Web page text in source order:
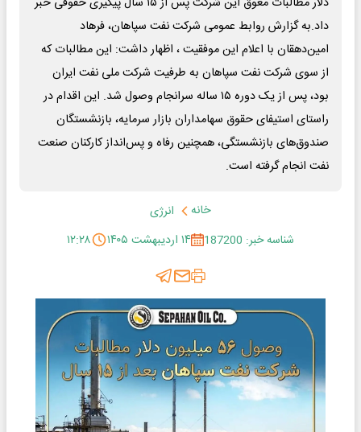
داد.به گزارش روابط عمومی شرکت نفت سپاهان، فرهاد
امین‌دهقان با اعلام این موفقیت ، اظهار داشت: این مطالبات که
از سوی شرکت نفت سپاهان به طرفیت شرکت ملی نفت ایران
بود، پس از یک دوره ۱۵ ساله سرانجام وصول شد. این اقدام در
راستای استیفای حقوق سهامداران بازار سرمایه، بازنشستگان
صندوق‌های بازنشستگی، همچنین رفاه و پس‌انداز کارکنان صنعت
نفت انجام گرفته است.
خانه
انرژی
شناسه خبر: 187200
۱۴ اردیبهشت ۱۴۰۵ ۱۲:۲۸